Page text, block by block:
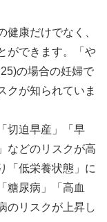
康だけでなく、
ができます。「や
の場合の妊婦で
クが知られていま
切迫早産」「早
などのリスクが高
「低栄養状態」に
糖尿病」「高血
のリスクが上昇し